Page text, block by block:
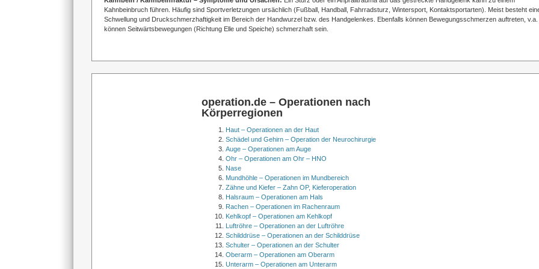
Kahnbeinbruch führen. Häufig sind Sportverletzungen ursächlich (Fußball, Handball, Fahrradsturz, Wintersport, Kontaktsportarten). Meist besteht
Schwellung und Druckschmerzhaftigkeit im Bereich der Handwurzel bzw. des Handgelenkes. Ebenfalls können Bewegungsschmerzen auftreten, v.a.
können Seitwärtsbewegungen (Richtung Elle und Speiche) schmerzhaft sein.
operation.de – Operationen nach
Körperregionen
Haut – Operationen an der Haut
Schädel und Gehirn – Operation der Neurochirurgie
Auge – Operationen am Auge
Ohr – Operationen am Ohr – HNO
Nase
Mundhöhle – Operationen im Mundbereich
Zähne und Kiefer – Zahn OP, Kieferoperation
Halsraum – Operationen am Hals
Rachen – Operationen im Rachenraum
Kehlkopf – Operationen am Kehlkopf
Luftröhre – Operationen an der Luftröhre
Schilddrüse – Operationen an der Schilddrüse
Schulter – Operationen an der Schulter
Oberarm – Operationen am Oberarm
Unterarm – Operationen am Unterarm